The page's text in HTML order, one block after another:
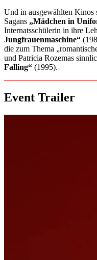
Und in ausgewählten Kinos
Sagans „Mädchen in
Internatsschülerin in ihre
Jungfrauenmaschine“
die zum Thema
und Patricia Rozemas
Falling“ (1995).
Event Trailer